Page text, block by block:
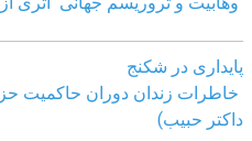
پایداری در شکنج
خاطرات زندان دوران حاکمیت
داکتر حبیب)